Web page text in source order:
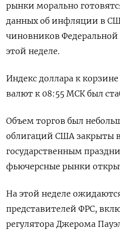
рынки морально
данных об инфляции в
чиновников
этой неделе.
Индекс доллара к
валют к 08:55 МСК был
Объем торгов был
облигаций США закрыты
государственным
фьючерсные рынки
На этой неделе
представителей ФРС,
регулятора Джерома